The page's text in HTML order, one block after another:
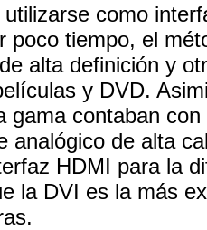
como
poco tiempo, el
alta definición y
y DVD.
gama contaban
analógico de alta
HDMI para la
la DVI es la más